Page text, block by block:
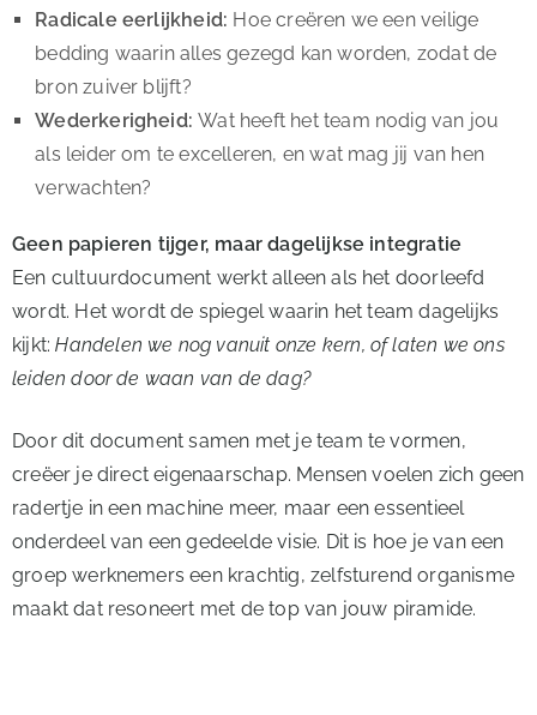
Radicale eerlijkheid: Hoe creëren we een veilige
bedding waarin alles gezegd kan worden, zodat de
bron zuiver blijft?
Wederkerigheid: Wat heeft het team nodig van jou
als leider om te excelleren, en wat mag jij van hen
verwachten?
Geen papieren tijger, maar dagelijkse integratie
Een cultuurdocument werkt alleen als het doorleefd
wordt. Het wordt de spiegel waarin het team dagelijks
kijkt:Handelen we nog vanuit onze kern, of laten we ons
leiden door de waan van de dag?
Door dit document samen met je team te vormen,
creëer je direct eigenaarschap. Mensen voelen zich geen
radertje in een machine meer, maar een essentieel
onderdeel van een gedeelde visie. Dit is hoe je van een
groep werknemers een krachtig, zelfsturend organisme
maakt dat resoneert met de top van jouw piramide.